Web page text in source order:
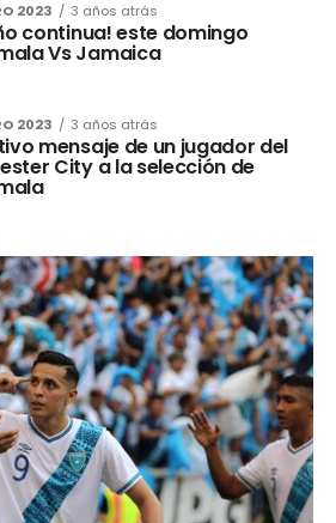
2023 3 años atrás
continua! este domingo
Vs Jamaica
2023 3 años atrás
mensaje de un jugador del
City a la selección de